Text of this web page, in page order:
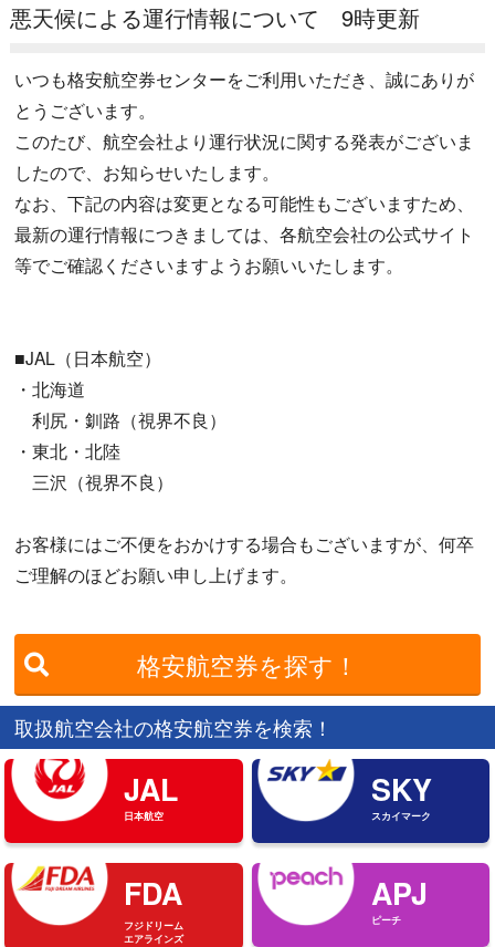
悪天候による運行情報について 9時更新
いつも格安航空券センターをご利用いただき、誠にありが
とうございます。
このたび、航空会社より運行状況に関する発表がございま
したので、お知らせいたします。
なお、下記の内容は変更となる可能性もございますため、
最新の運行情報につきましては、各航空会社の公式サイト
等でご確認くださいますようお願いいたします。
■JAL（日本航空）
・北海道
利尻・釧路（視界不良）
・東北・北陸
三沢（視界不良）
お客様にはご不便をおかけする場合もございますが、何卒
ご理解のほどお願い申し上げます。
格安航空券を探す！
取扱航空会社の格安航空券を検索！
JAL
日本航空
SKY
スカイマーク
FDA
フジドリーム
エアラインズ
APJ
ピーチ